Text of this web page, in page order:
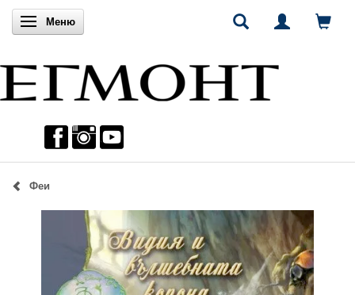
Включи навигацията
Меню
Феи